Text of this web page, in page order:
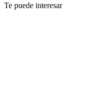
Te puede interesar